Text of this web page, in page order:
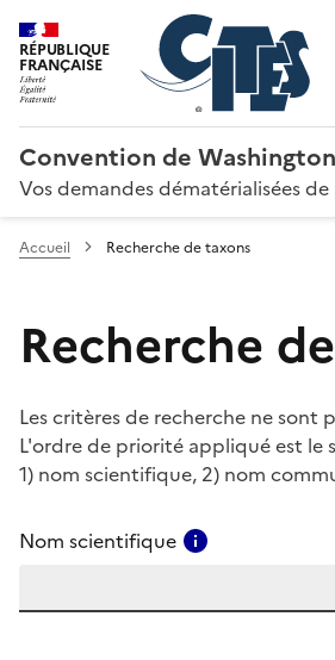
RÉPUBLIQUE
FRANÇAISE
Convention de Washington
Vos demandes dématérialisées
Accueil Recherche de taxons
Recherche
Les critères de recherche ne sont
L'ordre de priorité appliqué est le
1) nom scientifique, 2) nom
Nom scientifique